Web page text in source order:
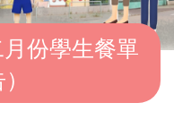
v
份學生餐單